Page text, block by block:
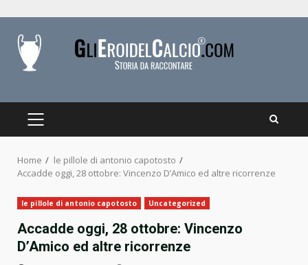
content
PRIMARY
Home
le pillole di antonio capotosto
Accadde oggi, 28 ottobre: Vincenzo D’Amico ed altre ricorrenze
le pillole di antonio capotosto Uncategorized
Accadde oggi, 28 ottobre: Vincenzo
D’Amico ed altre ricorrenze